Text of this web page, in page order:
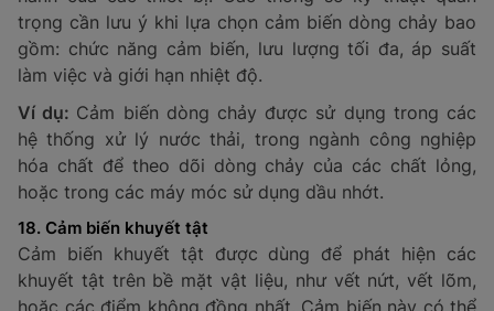
trong việc đảm bảo an toàn trong các môi trường
công nghiệp, gia đình hoặc khu vực có hóa chất. Các
thiết bị này có khả năng phát hiện khí độc hại như khí
gas, khí dễ cháy, hoặc hóa chất độc hại, và gửi tín hiệu
cảnh báo khi phát hiện sự rò rỉ. Điều này giúp bảo vệ
người sử dụng và ngăn ngừa các sự cố nguy hiểm.
Ví dụ:Cảm biến khí được sử dụng trong các nhà máy
hóa chất để phát hiện khí rò rỉ, trong khi cảm biến khí
gas có thể được lắp đặt trong các hộ gia đình hoặc
nhà hàng để cảnh báo khi có sự rò rỉ gas.
16. Cảm biến lực